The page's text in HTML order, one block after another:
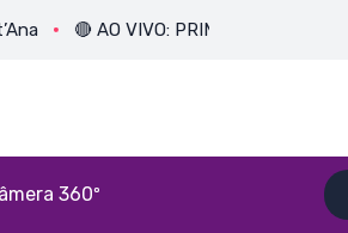
🔴 AO VIVO: PRIMEIRA MISSA DO PE.
360º